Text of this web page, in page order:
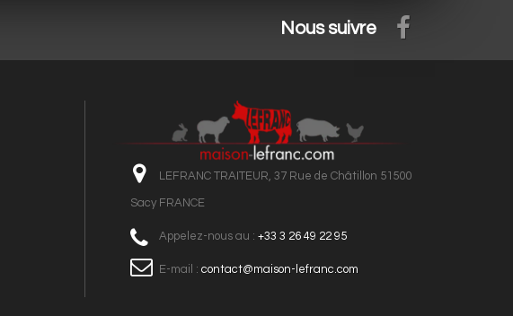
Nous suivre
LEFRANC TRAITEUR, 37 Rue de Châtillon 51500
Sacy FRANCE
Appelez-nous au : +33 3 26 49 22 95
E-mail : contact@maison-lefranc.com